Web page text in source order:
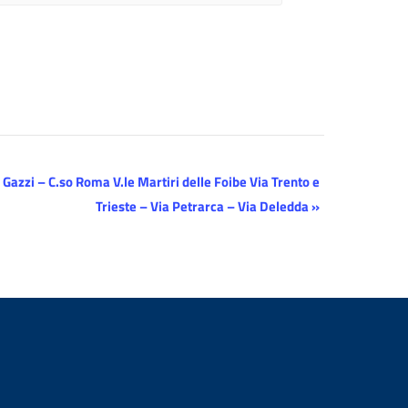
– C.so Roma V.le Martiri delle Foibe Via Trento e
Trieste – Via Petrarca – Via Deledda»